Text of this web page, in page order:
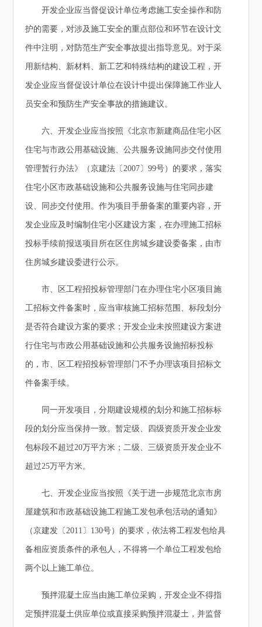
开发企业应当督促设计单位考虑施工安全操作和防
护的需要，对涉及施工安全的重点部位和环节在设计文
件中注明，对防范生产安全事故提出指导意见。对于采
用新结构、新材料、新工艺和特殊结构的建设工程，开
发企业应当督促设计单位在设计中提出保障施工作业人
员安全和预防生产安全事故的措施建议。
六、开发企业应当按照《北京市新建商品住宅小区
住宅与市政公用基础设施、公共服务设施同步交付使用
管理暂行办法》（京建法〔2007〕99号）的要求，落实
住宅小区市政基础设施和公共服务设施与住宅同步建
设、同步交付使用。作为项目手册备案的重要内容，开
发企业应及时编制住宅小区建设方案，在办理施工招标
投标手续前报送项目所在区住房城乡建设委备案，由市
住房城乡建设委进行公示。
市、区工程招投标管理部门在办理住宅小区项目施
工招标文件备案时，应当审核施工招标范围、标段划分
是否符合建设方案的要求；开发企业未按照建设方案进
行住宅与市政公用基础设施和公共服务设施招标投标
的，市、区工程招投标管理部门不予办理该项目招标文
件备案手续。
同一开发项目，分期建设规模的划分和施工招标标
段的划分应当保持一致。暂定级、四级资质开发企业发
包标段不超过20万平方米；二级、三级资质开发企业不
超过25万平方米。
七、开发企业应当按照《关于进一步规范北京市房
屋建筑和市政基础设施工程施工发包承包活动的通知》
（京建发〔2011〕130号）的要求，依法将工程发包给具
备相应资质条件的承包人，不得将一个单位工程发包给
两个以上施工单位。
预拌混凝土应当由施工单位采购，开发企业不得指
定预拌混凝土供应单位或直接采购预拌混凝土，并监督